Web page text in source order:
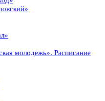
молодежь». Расписание